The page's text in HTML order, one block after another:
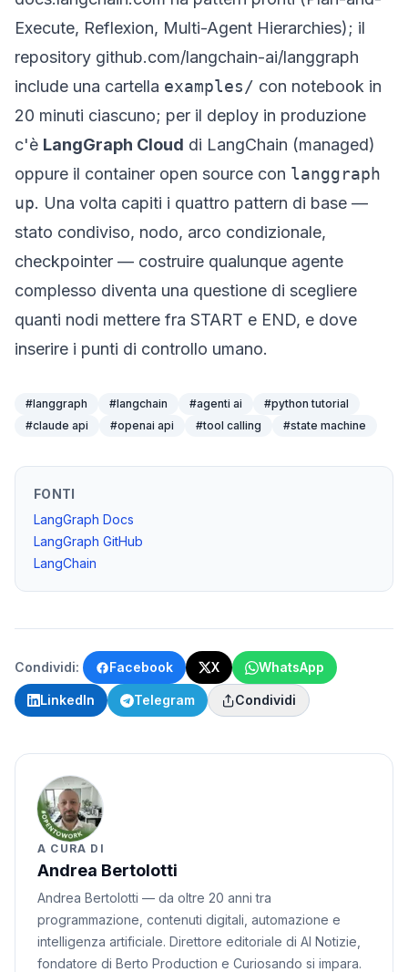
Execute, Reflexion, Multi-Agent Hierarchies); il
repository github.com/langchain-ai/langgraph
include una cartella examples/ con notebook in
20 minuti ciascuno; per il deploy in produzione
c'è LangGraph Cloud di LangChain (managed)
oppure il container open source con langgraph
up. Una volta capiti i quattro pattern di base —
stato condiviso, nodo, arco condizionale,
checkpointer — costruire qualunque agente
complesso diventa una questione di scegliere
quanti nodi mettere fra START e END, e dove
inserire i punti di controllo umano.
#langgraph #langchain #agenti ai #python tutorial
#claude api #openai api #tool calling #state machine
FONTI
LangGraph Docs
LangGraph GitHub
LangChain
Condividi: Facebook X WhatsApp
LinkedIn Telegram Condividi
A CURA DI
Andrea Bertolotti
Andrea Bertolotti — da oltre 20 anni tra
programmazione, contenuti digitali, automazione e
intelligenza artificiale. Direttore editoriale di AI Notizie,
fondatore di Berto Production e Curiosando si impara.